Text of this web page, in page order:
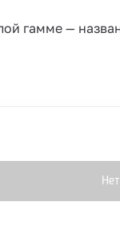
гамме —